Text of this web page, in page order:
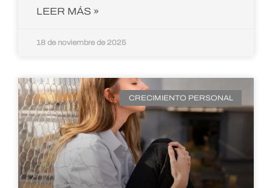
LEER MÁS »
18 de noviembre de 2025
CRECIMIENTO PERSONAL